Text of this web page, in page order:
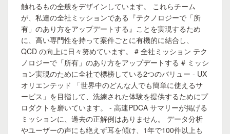
触れるもの全般をデザインしています。 これらチーム
が、私達の全社ミッションである『テクノロジーで「所
有」のあり方をアップデートする』ことを実現するため
に、高い専門性を持って案件ごとに有機的に結合し、
QCD の向上に日々努めています。 # 全社ミッション テク
ノロジーで「所有」のあり方をアップデートする # ミッシ
ョン実現のために全社で標榜している2つのバリュー - UX
オリエンテッド 「世界中のどんな人でも簡単に使えるサ
ービス」を目指して、洗練された体験を提供するためにプ
ロダクトを磨いています。 - 高速PDCA サマリーが掲げる
ミッションに、過去の正解例はありません。 データ分析
やユーザーの声にも絶えず耳を傾け、1年で100件以上も